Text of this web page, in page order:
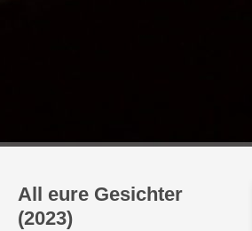
All eure Gesichter
(2023)